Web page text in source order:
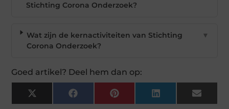
Stichting Corona Onderzoek?
Wat zijn de kernactiviteiten van Stichting
Corona Onderzoek?
▼
Goed artikel? Deel hem dan op:
X
(Twitter)
Facebook Pinterest LinkedIn Email